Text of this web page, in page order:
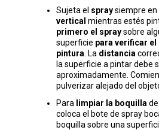
Sujeta el spraysiempre en
vertical mientras estés
primero el spraysobre
superficie para verificar
pintura . La distancia
la superficie a pintar debe
aproximadamente.
pulverizar alejado del
Para limpiar la boquilla
coloca el bote de spray
boquilla sobre una